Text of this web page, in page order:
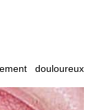
douloureux